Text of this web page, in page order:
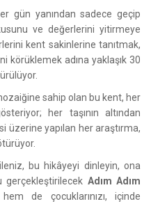
gün yanından sadece geçip
ve değerlerini yitirmeye
kent sakinlerine tanıtmak,
körüklemek adına yaklaşık 30
sahip olan bu kent, her
her taşının altından
üzerine yapılan her araştırma,
bu hikâyeyi dinleyin, ona
Adım Adım
de çocuklarınızı, içinde